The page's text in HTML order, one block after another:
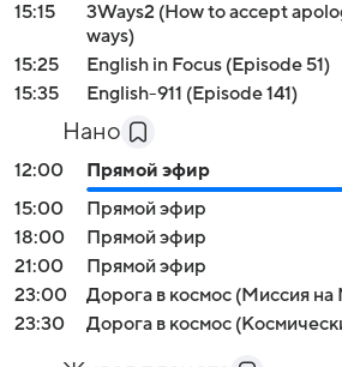
15:15
3Ways2 (How to accept
ways)
15:25
English in Focus (Episode 51)
15:35
English-911 (Episode 141)
Нано
12:00
Прямой эфир
15:00
Прямой эфир
18:00
Прямой эфир
21:00
Прямой эфир
23:00
Дорога в космос (Миссия
23:30
Дорога в космос